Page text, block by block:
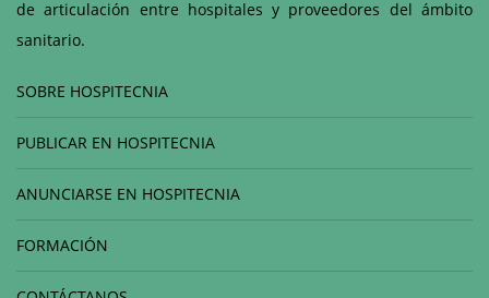
de articulación entre hospitales y proveedores del ámbito
sanitario.
SOBRE HOSPITECNIA
PUBLICAR EN HOSPITECNIA
ANUNCIARSE EN HOSPITECNIA
FORMACIÓN